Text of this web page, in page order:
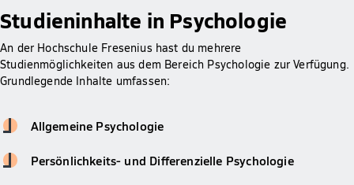
Studieninhalte in Psychologie
An der Hochschule Fresenius hast du mehrere
Studienmöglichkeiten aus dem Bereich Psychologie zur Verfügung.
Grundlegende Inhalte umfassen:
Allgemeine Psychologie
Persönlichkeits- und Differenzielle Psychologie